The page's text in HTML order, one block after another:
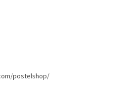
postelshop/